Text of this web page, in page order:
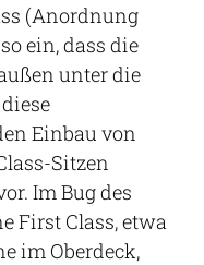
(Anordnung
ein, dass die
unter die
Einbau von
Sitzen
Im Bug des
First Class, etwa
im Oberdeck,